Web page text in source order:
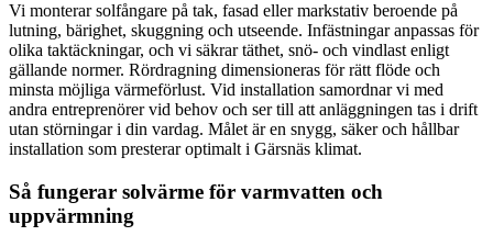
Vi monterar solfångare på tak, fasad eller markstativ beroende på
lutning, bärighet, skuggning och utseende. Infästningar anpassas för
olika taktäckningar, och vi säkrar täthet, snö- och vindlast enligt
gällande normer. Rördragning dimensioneras för rätt flöde och
minsta möjliga värmeförlust. Vid installation samordnar vi med
andra entreprenörer vid behov och ser till att anläggningen tas i drift
utan störningar i din vardag. Målet är en snygg, säker och hållbar
installation som presterar optimalt i Gärsnäs klimat.
Så fungerar solvärme för varmvatten och
uppvärmning